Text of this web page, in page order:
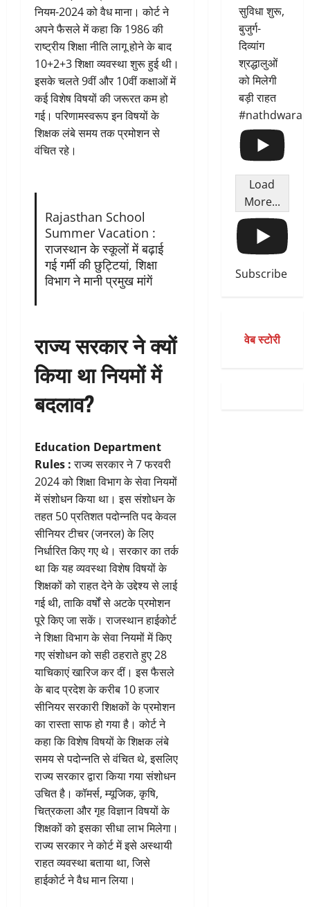
नियम-2024 को वैध माना। कोर्ट ने
अपने फैसले में कहा कि 1986 की
राष्ट्रीय शिक्षा नीति लागू होने के बाद
10+2+3 शिक्षा व्यवस्था शुरू हुई थी।
इसके चलते 9वीं और 10वीं कक्षाओं में
कई विशेष विषयों की जरूरत कम हो
गई। परिणामस्वरूप इन विषयों के
शिक्षक लंबे समय तक प्रमोशन से
वंचित रहे।
Rajasthan School
Summer Vacation :
राजस्थान के स्कूलों में बढ़ाई
गई गर्मी की छुट्टियां, शिक्षा
विभाग ने मानी प्रमुख मांगें
राज्य सरकार ने क्यों
किया था नियमों में
बदलाव?
Education Department
Rules :राज्य सरकार ने 7 फरवरी
2024 को शिक्षा विभाग के सेवा नियमों
में संशोधन किया था। इस संशोधन के
तहत 50 प्रतिशत पदोन्नति पद केवल
सीनियर टीचर (जनरल) के लिए
निर्धारित किए गए थे। सरकार का तर्क
था कि यह व्यवस्था विशेष विषयों के
शिक्षकों को राहत देने के उद्देश्य से लाई
गई थी, ताकि वर्षों से अटके प्रमोशन
पूरे किए जा सकें। राजस्थान हाईकोर्ट
ने शिक्षा विभाग के सेवा नियमों में किए
गए संशोधन को सही ठहराते हुए 28
याचिकाएं खारिज कर दीं। इस फैसले
के बाद प्रदेश के करीब 10 हजार
सीनियर सरकारी शिक्षकों के प्रमोशन
का रास्ता साफ हो गया है। कोर्ट ने
कहा कि विशेष विषयों के शिक्षक लंबे
समय से पदोन्नति से वंचित थे, इसलिए
राज्य सरकार द्वारा किया गया संशोधन
उचित है। कॉमर्स, म्यूजिक, कृषि,
चित्रकला और गृह विज्ञान विषयों के
शिक्षकों को इसका सीधा लाभ मिलेगा।
राज्य सरकार ने कोर्ट में इसे अस्थायी
राहत व्यवस्था बताया था, जिसे
हाईकोर्ट ने वैध मान लिया।
सुविधा शुरू,
बुजुर्ग-
दिव्यांग
श्रद्धालुओं
को मिलेगी
बड़ी राहत
#nathdwara
Load
More...
Subscribe
वेब स्टोरी